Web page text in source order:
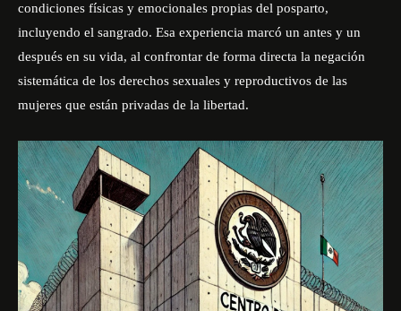
condiciones físicas y emocionales propias del posparto,
incluyendo el sangrado. Esa experiencia marcó un antes y un
después en su vida, al confrontar de forma directa la negación
sistemática de los derechos sexuales y reproductivos de las
mujeres que están privadas de la libertad.